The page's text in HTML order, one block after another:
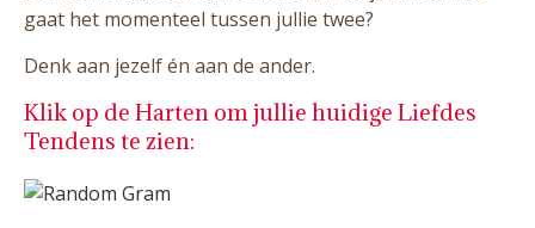
gaat het momenteel tussen jullie twee?
Denk aan jezelf én aan de ander.
Klik op de Harten om jullie huidige Liefdes
Tendens te zien: